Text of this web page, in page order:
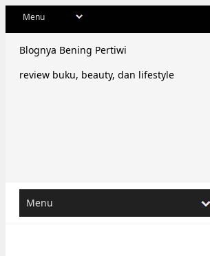
Blognya Bening Pertiwi
review buku, beauty, dan lifestyle